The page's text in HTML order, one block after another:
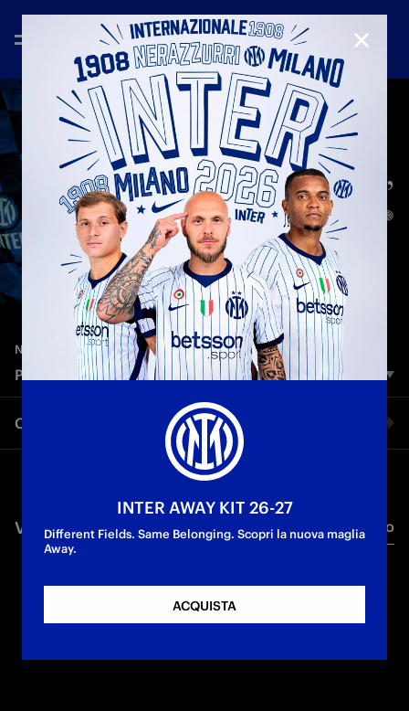
NEW SIGNINGS—9 giu 2025
PER DIFENDERLA. ANCORA UNA VOLTA.
Internazionale da sempre. #ForzaInter #WelcomeCristian
Condividi video
Twitter
VIDEO CORRELATI Tutti i video
INTER AWAY KIT 26-27
Different Fields. Same Belonging. Scopri la nuova maglia
Away.
ACQUISTA